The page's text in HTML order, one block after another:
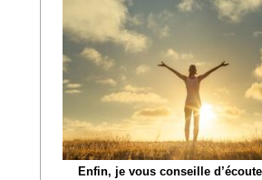
Enfin, je vous conseille